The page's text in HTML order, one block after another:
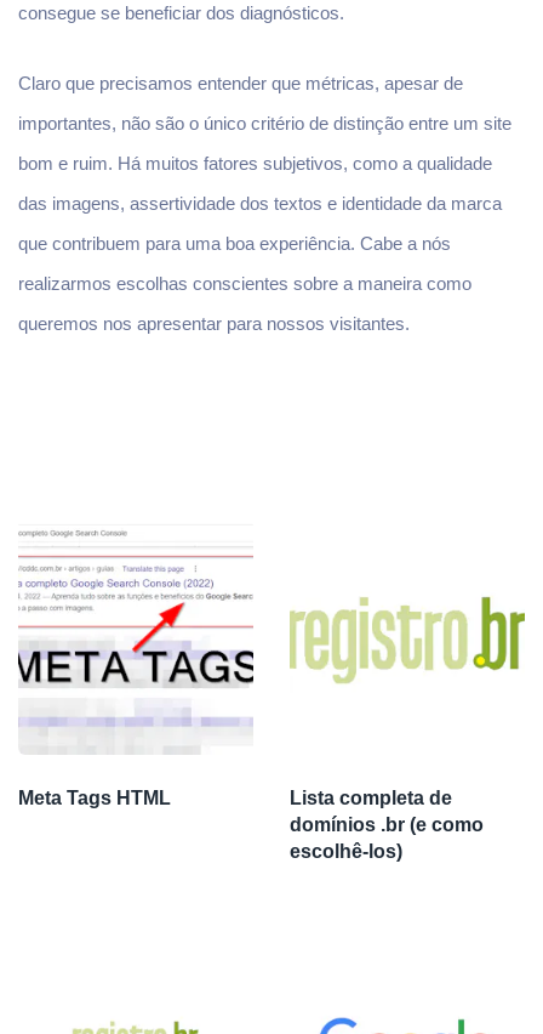
consegue se beneficiar dos diagnósticos.
Claro que precisamos entender que métricas, apesar de
importantes, não são o único critério de distinção entre um site
bom e ruim. Há muitos fatores subjetivos, como a qualidade
das imagens, assertividade dos textos e identidade da marca
que contribuem para uma boa experiência. Cabe a nós
realizarmos escolhas conscientes sobre a maneira como
queremos nos apresentar para nossos visitantes.
Meta Tags HTML
Lista completa de
domínios .br (e como
escolhê-los)